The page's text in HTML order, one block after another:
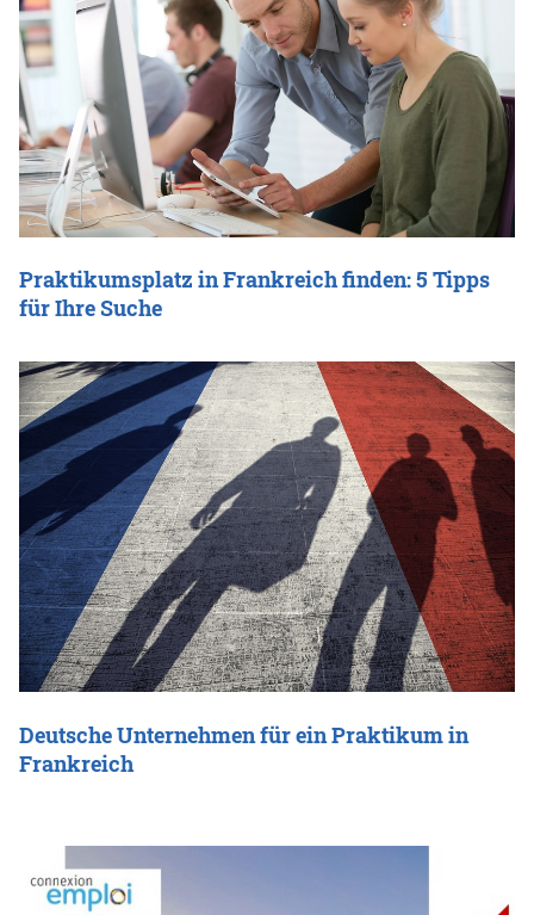
Praktikumsplatz in Frankreich finden: 5 Tipps
für Ihre Suche
Deutsche Unternehmen für ein Praktikum in
Frankreich